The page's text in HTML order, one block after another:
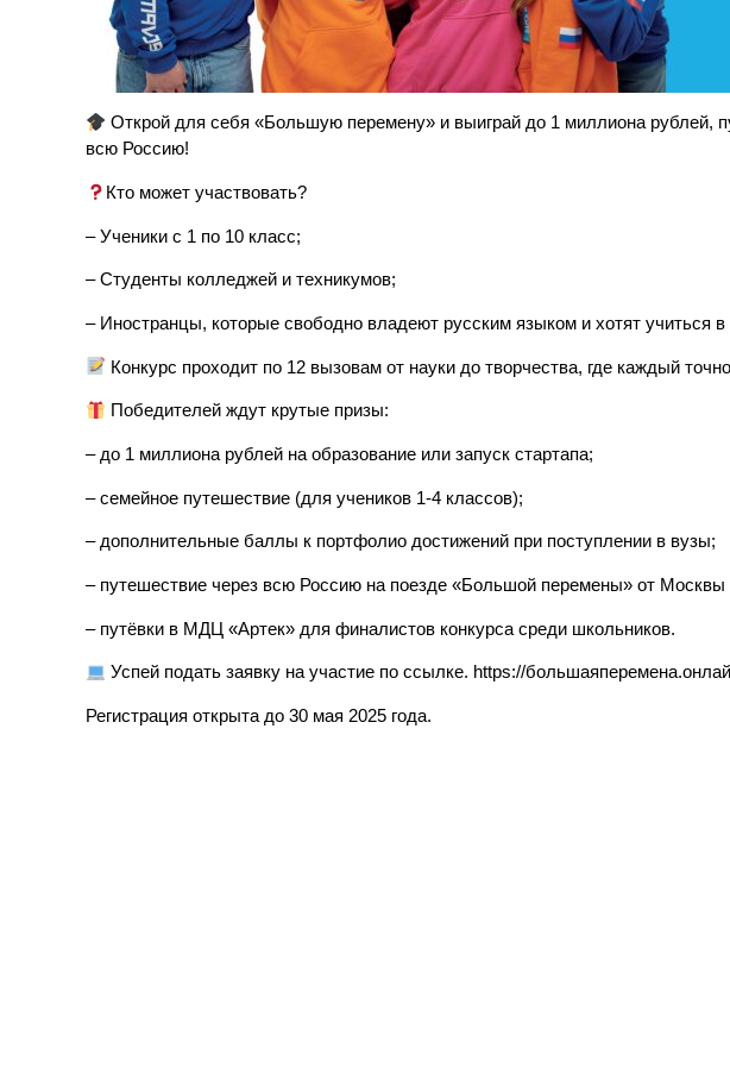
Открой для себя «Большую перемену» и выиграй до 1 миллиона рублей,
всю Россию!
Кто может участвовать?
– Ученики с 1 по 10 класс;
– Студенты колледжей и техникумов;
– Иностранцы, которые свободно владеют русским языком и хотят учиться в
Конкурс проходит по 12 вызовам от науки до творчества, где каждый
Победителей ждут крутые призы:
– до 1 миллиона рублей на образование или запуск стартапа;
– семейное путешествие (для учеников 1-4 классов);
– дополнительные баллы к портфолио достижений при поступлении в вузы;
– путешествие через всю Россию на поезде «Большой перемены» от Москвы
– путёвки в МДЦ «Артек» для финалистов конкурса среди школьников.
Успей подать заявку на участие по ссылке. https://
Регистрация открыта до 30 мая 2025 года.